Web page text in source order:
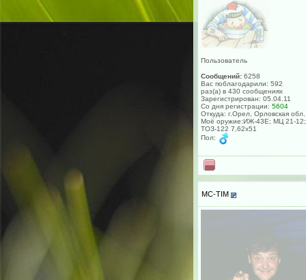
Пользователь
Сообщений: 6258
Вас поблагодарили: 592
раз(а) в 430 сообщениях
Зарегистрирован: 05.04.11
Со дня регистрации: 5604
Откуда: г.Орел, Орловская
Моё оружие:ИЖ-43Е; МЦ 21-12;
ТОЗ-122 7,62х51
Пол:
MC-TIM